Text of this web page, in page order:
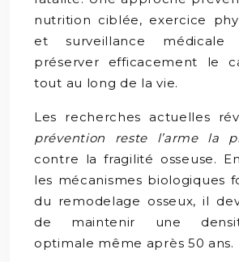
nutrition ciblée, exercice
et surveillance
préserver efficacement le
tout au long de la vie.
Les recherches actuelles
prévention reste l’arme la
contre la fragilité osseuse.
les mécanismes biologiques
du remodelage osseux, il
de maintenir une
optimale même après 50 ans.